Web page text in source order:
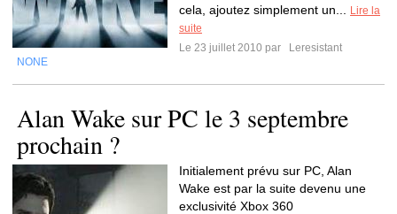
cela, ajoutez simplement un...
Lire la
suite
Le 23 juillet 2010 par
Leresistant
NONE
Alan Wake sur PC le 3 septembre
prochain ?
Initialement prévu sur PC, Alan
Wake est par la suite devenu une
exclusivité Xbox 360